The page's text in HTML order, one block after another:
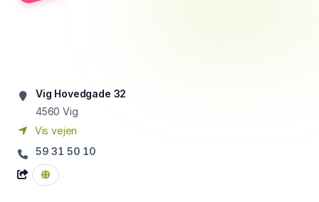
Vig Hovedgade 32
4560 Vig
Vis vejen
59 31 50 10